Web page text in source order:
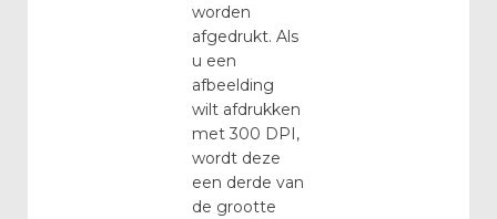
worden
afgedrukt. Als
u een
afbeelding
wilt afdrukken
met 300 DPI,
wordt deze
een derde van
de grootte